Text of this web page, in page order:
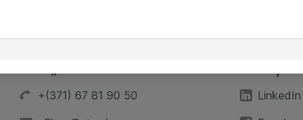
+(371) 67 81 90 50
LinkedIn